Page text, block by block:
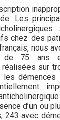
Les
chez des
nous
de 75 ans
réalisées sur
démences
d’un ou
243 avec